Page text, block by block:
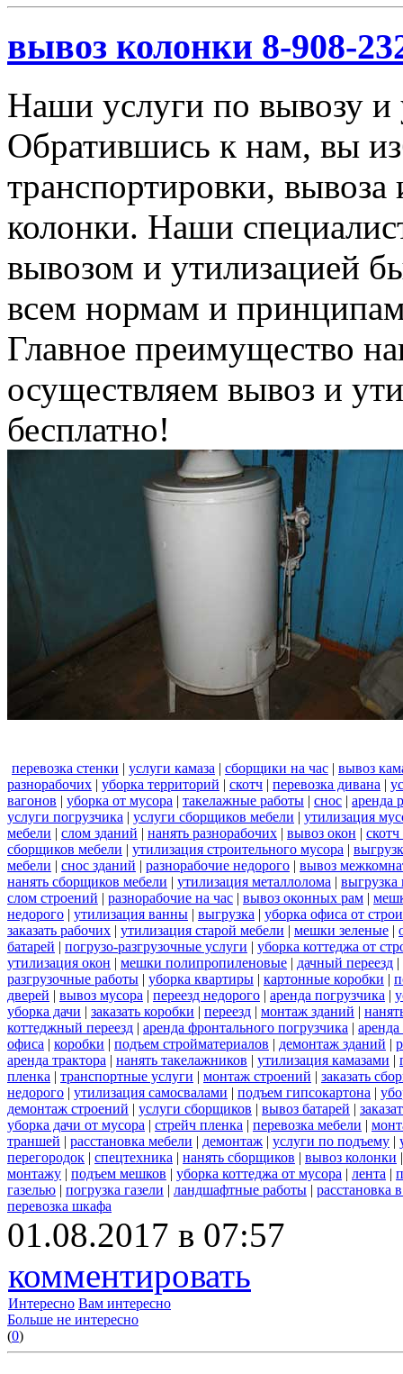
вывоз колонки 8-908-
Наши услуги по вывозу и
Обратившись к нам, вы
транспортировки, вывоза
колонки. Наши
вывозом и утилизацией
всем нормам и
Главное преимущество
осуществляем вывоз и
бесплатно!
перевозка стенки | услуги камаза | сборщики на час | вывоз
разнорабочих | уборка территорий | скотч | перевозка дивана |
вагонов | уборка от мусора | такелажные работы | снос | аренда
услуги погрузчика | услуги сборщиков мебели | утилизация
мебели | слом зданий | нанять разнорабочих | вывоз окон |
сборщиков мебели | утилизация строительного мусора |
мебели | снос зданий | разнорабочие недорого | вывоз
нанять сборщиков мебели | утилизация металлолома | выгрузка
слом строений | разнорабочие на час | вывоз оконных рам |
недорого | утилизация ванны | выгрузка | уборка офиса от
заказать рабочих | утилизация старой мебели | мешки зеленые |
батарей | погрузо-разгрузочные услуги | уборка коттеджа от
утилизация окон | мешки полипропиленовые | дачный переезд |
разгрузочные работы | уборка квартиры | картонные коробки |
дверей | вывоз мусора | переезд недорого | аренда погрузчика |
уборка дачи | заказать коробки | переезд | монтаж зданий |
коттеджный переезд | аренда фронтального погрузчика |
офиса | коробки | подъем стройматериалов | демонтаж зданий |
аренда трактора | нанять такелажников | утилизация камазами |
пленка | транспортные услуги | монтаж строений | заказать
недорого | утилизация самосвалами | подъем гипсокартона |
демонтаж строений | услуги сборщиков | вывоз батарей |
уборка дачи от мусора | стрейч пленка | перевозка мебели |
траншей | расстановка мебели | демонтаж | услуги по подъему |
перегородок | спецтехника | нанять сборщиков | вывоз колонки
монтажу | подъем мешков | уборка коттеджа от мусора | лента |
газелью | погрузка газели | ландшафтные работы | расстановка
перевозка шкафа
01.08.2017 в 07:57
комментировать
Интересно Вам интересно
Больше не интересно
(0)